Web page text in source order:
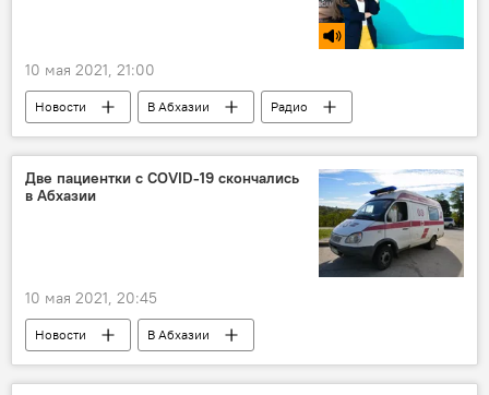
10 мая 2021, 21:00
Новости В Абхазии Радио
Две пациентки с COVID-19 скончались
в Абхазии
10 мая 2021, 20:45
Новости
В Абхазии
Ситуация с коронавирусом в Абхазии